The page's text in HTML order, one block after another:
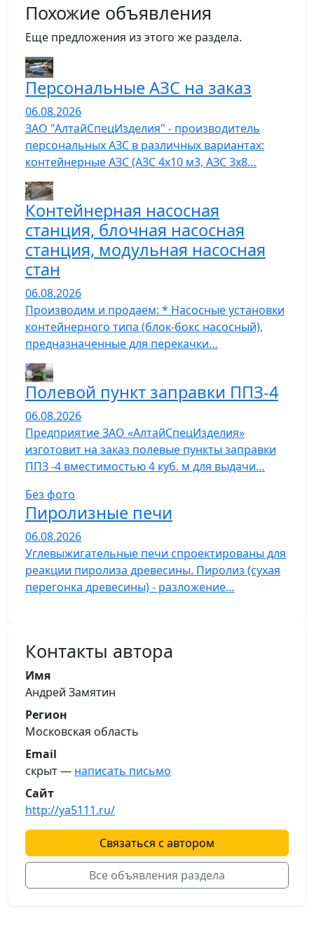
Похожие объявления
Еще предложения из этого же раздела.
Персональные АЗС на заказ
06.08.2026
ЗАО "АлтайСпецИзделия" - производитель
персональных АЗС в различных вариантах:
контейнерные АЗС (АЗС 4х10 м3, АЗС 3х8…
Контейнерная насосная
станция, блочная насосная
станция, модульная насосная
стан
06.08.2026
Производим и продаем: * Насосные установки
контейнерного типа (блок-бокс насосный),
предназначенные для перекачки…
Полевой пункт заправки ППЗ-4
06.08.2026
Предприятие ЗАО «АлтайСпецИзделия»
изготовит на заказ полевые пункты заправки
ППЗ -4 вместимостью 4 куб. м для выдачи…
Без фото
Пиролизные печи
06.08.2026
Углевыжигательные печи спроектированы для
реакции пиролиза древесины. Пиролиз (сухая
перегонка древесины) - разложение…
Контакты автора
Имя
Андрей Замятин
Регион
Московская область
Email
скрыт — написать письмо
Сайт
http://ya5111.ru/
Связаться с автором
Все объявления раздела